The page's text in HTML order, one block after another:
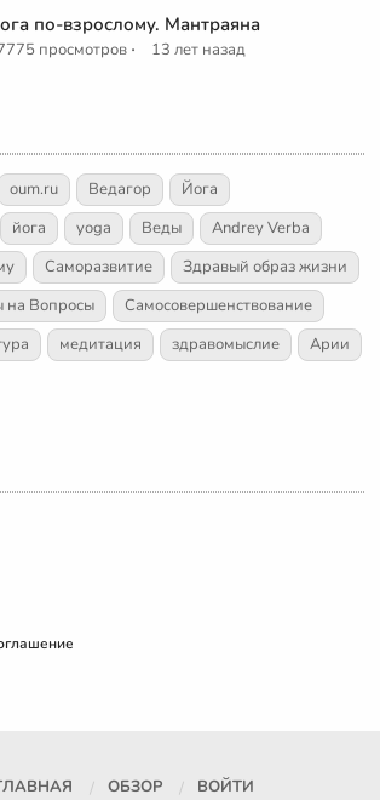
по-взрослому. Мантраяна
просмотров · 13 лет назад
oum.ru Ведагор
Йога
йога yoga Веды
Andrey Verba
Саморазвитие
Здравый образ жизни
на Вопросы
Самосовершенствование
медитация здравомыслие
Арии
ОБЗОР
ВОЙТИ